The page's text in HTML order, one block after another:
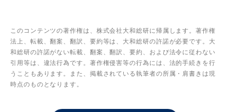
このコンテンツの著作権は、株式会社大和総研に帰属します。著作権
法上、転載、翻案、翻訳、要約等は、大和総研の許諾が必要です。大
和総研の許諾がない転載、翻案、翻訳、要約、および法令に従わない
引用等は、違法行為です。著作権侵害等の行為には、法的手続きを行
うこともあります。また、掲載されている執筆者の所属・肩書きは現
時点のものとなります。